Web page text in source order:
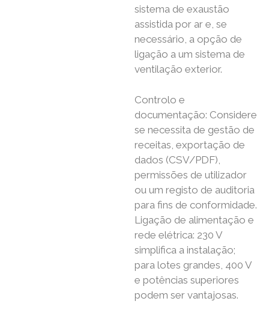
sistema de exaustão
assistida por ar e, se
necessário, a opção de
ligação a um sistema de
ventilação exterior.
Controlo e
documentação: Considere
se necessita de gestão de
receitas, exportação de
dados (CSV/PDF),
permissões de utilizador
ou um registo de auditoria
para fins de conformidade.
Ligação de alimentação e
rede elétrica: 230 V
simplifica a instalação;
para lotes grandes, 400 V
e potências superiores
podem ser vantajosas.